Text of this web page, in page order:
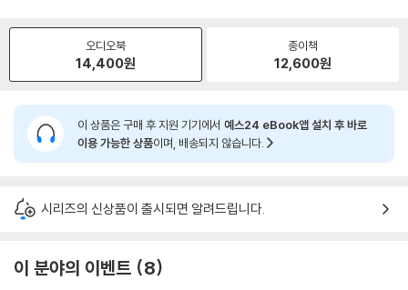
오디오북
14,400원
종이책
12,600원
이 상품은 구매 후 지원 기기에서 예스24 eBook앱 설치 후 바로
이용 가능한 상품이며, 배송되지 않습니다.
시리즈의 신상품이 출시되면 알려드립니다.
이 분야의 이벤트 8